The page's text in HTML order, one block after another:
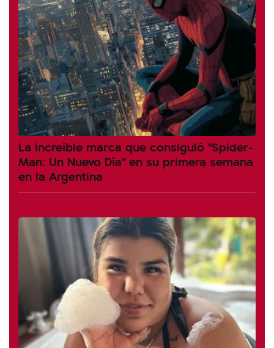
La increíble marca que consiguió "Spider-
Man: Un Nuevo Día" en su primera semana
en la Argentina